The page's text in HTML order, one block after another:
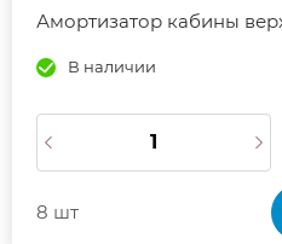
Амортизатор кабины
В наличии
8 шт